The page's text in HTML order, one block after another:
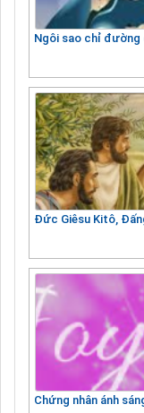
Ngôi sao chỉ đường
Đức Giêsu Kitô,
Chứng nhân ánh